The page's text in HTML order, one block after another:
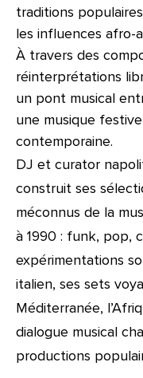
traditions
les influences afro-
À travers des
réinterprétations
un pont musical
une musique
contemporaine.
DJ et curator
construit ses
méconnus de la
à 1990 : funk, pop,
expérimentations
italien, ses sets
Méditerranée,
dialogue musical
productions